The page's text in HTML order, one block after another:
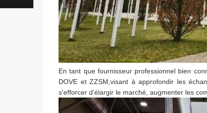
En tant que fournisseur professionnel bien
DOVE et ZZSM,visant à approfondir les
s'efforcer d'élargir le marché, augmenter les